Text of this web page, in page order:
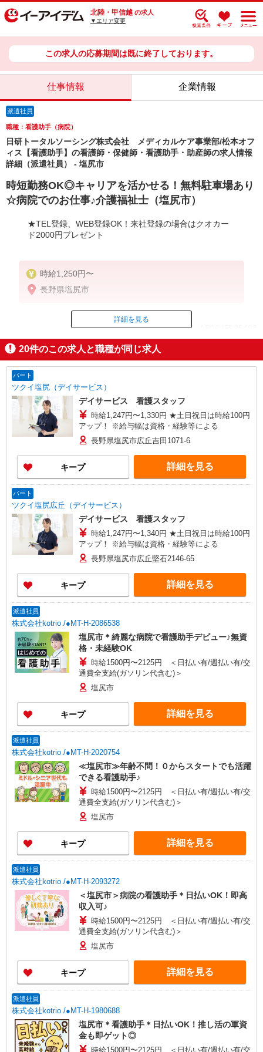
北陸・甲信越 の求人
▼エリア変更
この求人の応募期間は既に終了しております。
仕事情報 企業情報
派遣社員
職種：看護助手（病院）
日研トータルソーシング株式会社 メディカルケア事業部/松本オフ
ィス【看護助手】の看護師・保健師・看護助手・助産師の求人情報
詳細（派遣社員） - 塩尻市
時短勤務OK◎キャリアを活かせる！無料駐車場あり
☆病院でのお仕事♪介護福祉士（塩尻市）
★TEL登録、WEB登録OK！来社登録の場合はクオカー
ド2000円プレゼント
時給1,250円〜
長野県塩尻市
ID：AE0625535483
掲載期間終了
詳細を見る
20件のこの求人と職種が同じ求人
パート
ツクイ塩尻（デイサービス）
デイサービス 看護スタッフ
時給1,247円〜1,330円 ★土日祝日は時給100円
アップ！ ※給与幅は資格・経験等による
長野県塩尻市広丘吉田1071-6
キープ 詳細を見る
パート
ツクイ塩尻広丘（デイサービス）
デイサービス 看護スタッフ
時給1,247円〜1,340円 ★土日祝日は時給100円
アップ！ ※給与幅は資格・経験等による
長野県塩尻市広丘堅石2146-65
キープ 詳細を見る
派遣社員
株式会社kotrio /●MT-H-2086538
塩尻市＊綺麗な病院で看護助手デビュー♪無資
格・未経験OK
時給1500円〜2125円 ＜日払い有/週払い有/交
通費全支給(ガソリン代含む)＞
塩尻市
キープ 詳細を見る
派遣社員
株式会社kotrio /●MT-H-2020754
≪塩尻市≫年齢不問！０からスタートでも活躍
できる看護助手♪
時給1500円〜2125円 ＜日払い有/週払い有/交
通費全支給(ガソリン代含む)＞
塩尻市
キープ 詳細を見る
派遣社員
株式会社kotrio /●MT-H-2093272
＜塩尻市＞病院の看護助手＊日払いOK！即高
収入可♪
時給1500円〜2125円 ＜日払い有/週払い有/交
通費全支給(ガソリン代含む)＞
塩尻市
キープ 詳細を見る
派遣社員
株式会社kotrio /●MT-H-1980688
塩尻市＊看護助手＊日払いOK！推し活の軍資
金も即ゲット◎
時給1500円〜2125円 ＜日払い有/週払い有/交